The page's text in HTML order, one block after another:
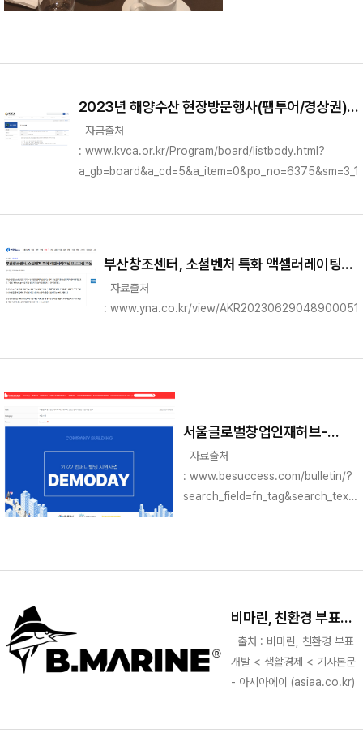
2023년 해양수산 현장방문행사(팸투어/경상권)
안내
: www.kvca.or.kr/Program/board/listbody.html?
a_gb=board&a_cd=5&a_item=0&po_no=6375&sm=3_1
부산창조센터, 소셜벤처 특화 액셀러레이팅
프로그램 가동
: www.yna.co.kr/view/AKR20230629048900051
서울글로벌창업인재허브-
비긴메이트, 2022 컴퍼니빌딩
지원사업 성료
: www.besuccess.com/bulletin/?
search_field=fn_tag&search_text=
비마린, 친환경 부표
개발
개발 < 생활경제 < 기사본문
- 아시아에이 (asiaa.co.kr)